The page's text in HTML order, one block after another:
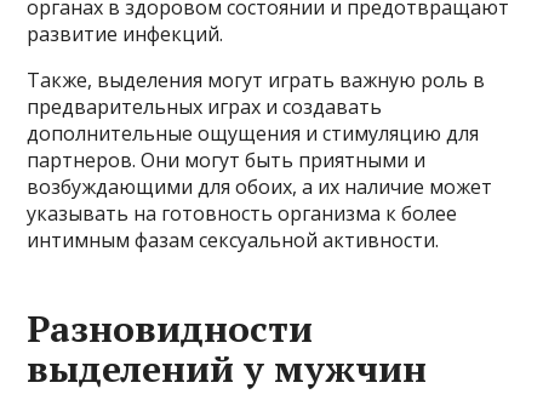
органах в здоровом состоянии и предотвращают
развитие инфекций.
Также, выделения могут играть важную роль в
предварительных играх и создавать
дополнительные ощущения и стимуляцию для
партнеров. Они могут быть приятными и
возбуждающими для обоих, а их наличие может
указывать на готовность организма к более
интимным фазам сексуальной активности.
Разновидности
выделений у мужчин